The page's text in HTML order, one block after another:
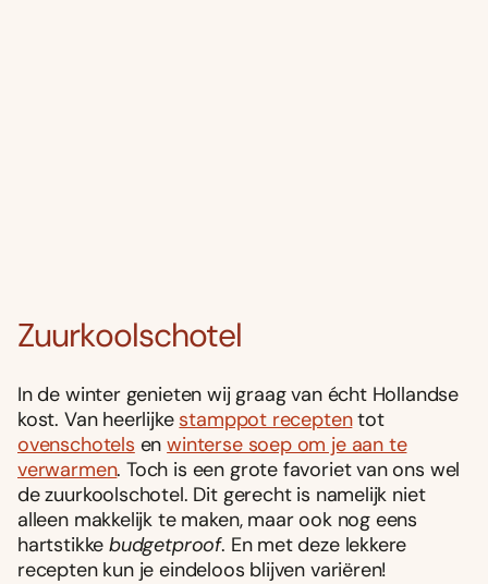
Zuurkoolschotel
In de winter genieten wij graag van écht Hollandse
kost. Van heerlijke stamppot receptentot
ovenschotels enwinterse soep om je aan te
verwarmen. Toch is een grote favoriet van ons wel
de zuurkoolschotel. Dit gerecht is namelijk niet
alleen makkelijk te maken, maar ook nog eens
hartstikkebudgetproof. En met deze lekkere
recepten kun je eindeloos blijven variëren!